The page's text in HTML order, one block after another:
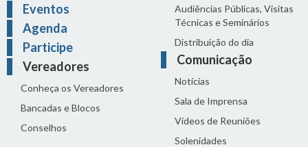
Eventos
Agenda
Participe
Vereadores
Conheça os Vereadores
Bancadas e Blocos
Conselhos
Audiências Públicas, Visitas
Técnicas e Seminários
Distribuição do dia
Comunicação
Notícias
Sala de Imprensa
Vídeos de Reuniões
Solenidades